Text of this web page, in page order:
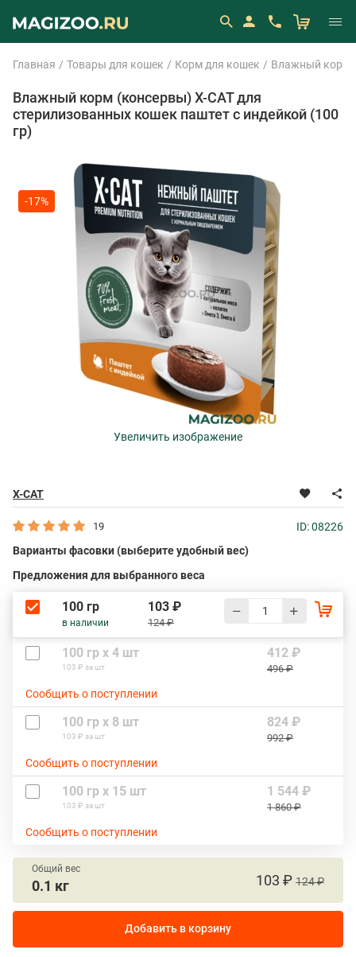
Главная Товары для кошек Корм для кошек Влажный корм
Влажный корм (консервы) X-CAT для
стерилизованных кошек паштет с индейкой (100
гр)
X-CAT
-17%
Увеличить изображение
19
ID: 08226
Варианты фасовки (выберите удобный вес)
Предложения для выбранного веса
100 гр
в наличии
103 ₽
124 ₽
100 гр х 4 шт
103 ₽ за шт
412 ₽
496 ₽
Сообщить о поступлении
100 гр х 8 шт
103 ₽ за шт
824 ₽
992 ₽
Сообщить о поступлении
100 гр х 15 шт
103 ₽ за шт
1 544 ₽
1 860 ₽
Сообщить о поступлении
Общий вес
0.1 кг 103 ₽ 124 ₽
Добавить в корзину